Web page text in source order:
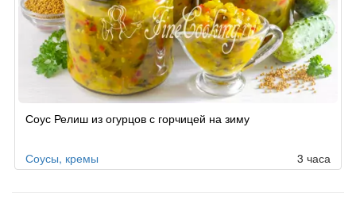
по
Соус Релиш из огурцов с горчицей на зиму
Соусы, кремы 3 часа